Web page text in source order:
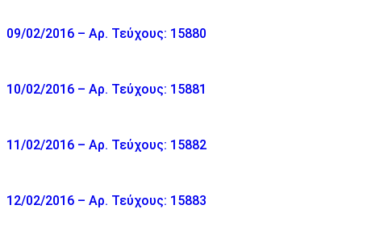
09/02/2016 – Αρ. Τεύχους: 15880
10/02/2016 – Αρ. Τεύχους: 15881
11/02/2016 – Αρ. Τεύχους: 15882
12/02/2016 – Αρ. Τεύχους: 15883